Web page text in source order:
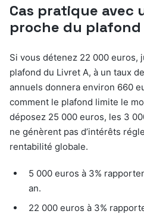
Cas pratique avec
proche du plafond
Si vous détenez 22 000 euros,
plafond du Livret A, à un taux
annuels donnera environ 660
comment le plafond limite le
déposez 25 000 euros, les 3
ne génèrent pas d’intérêts
rentabilité globale.
5 000 euros à 3%
an.
22 000 euros à 3%